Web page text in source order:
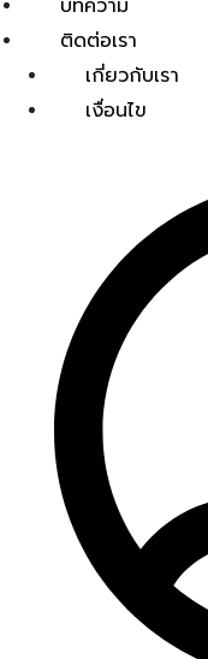
บทความ
ติดต่อเรา
เกี่ยวกับเรา
เงื่อนไข